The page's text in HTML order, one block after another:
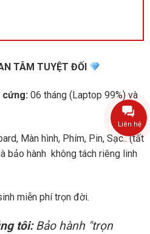
TÂM TUYỆT ĐỐI
cứng: 06 tháng (Laptop 99%) và
Màn hình, Phím, Pin, Sạc.. (tất
bảo hành không tách riêng linh
miễn phí trọn đời.
tôi:Bảo hành "trọn
Liên hệ